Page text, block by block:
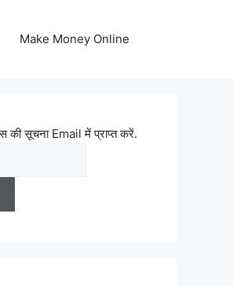
Make Money Online
की सूचना Email में प्राप्त करें.